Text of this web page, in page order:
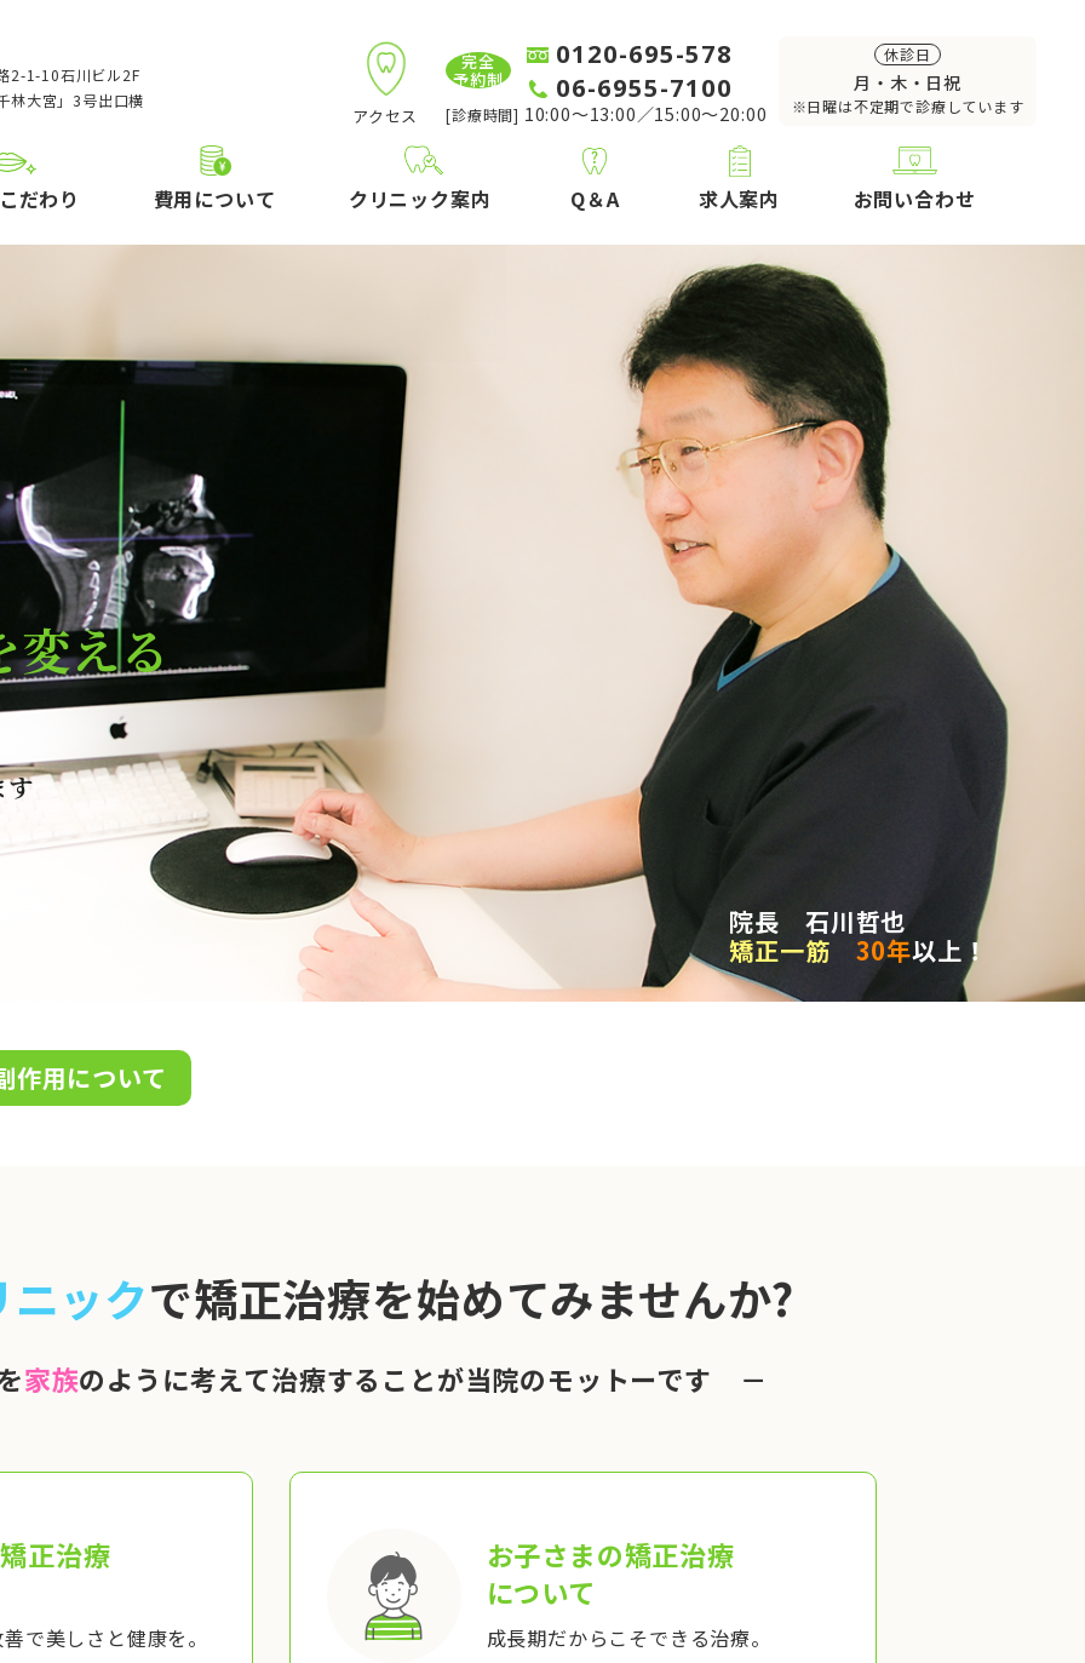
2-1-10石川ビル2F
林大宮」3号出口横
アクセス
完全
予約制
0120-695-578
06-6955-7100
[診療時間] 10:00～13:00／15:00～20:00
休診日
月・木・日祝
※日曜は不定期で診療しています
だわり 費用について クリニック案内 Q＆A 求人案内 お問い合わせ
変える
す
院長 石川哲也
矯正一筋
30年以上！
作用について
ックで矯正治療を始めてみませんか?
家族のように考えて治療することが当院のモットーです －
正治療
で美しさと健康を。
お子さまの矯正治療
について
成長期だからこそできる治療。